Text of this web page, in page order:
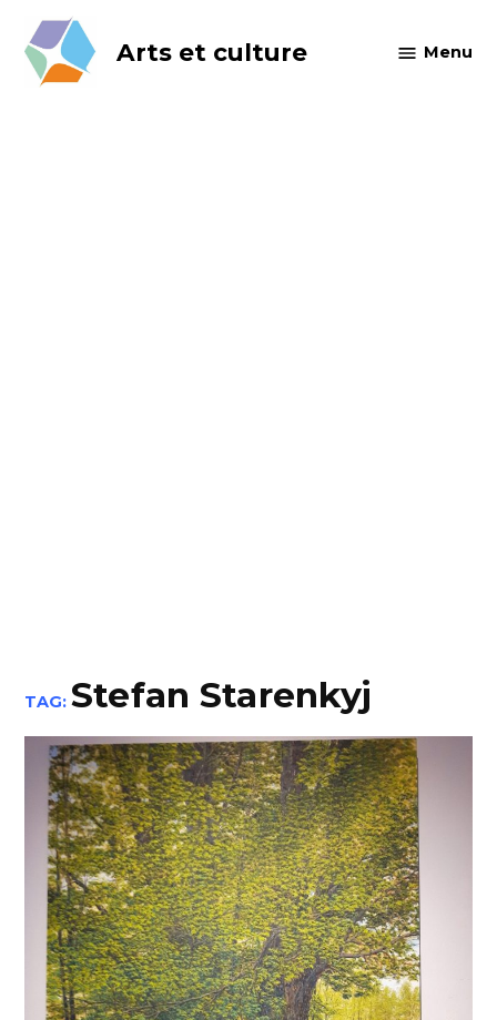
content
Arts et culture Menu
TAG:Stefan Starenkyj